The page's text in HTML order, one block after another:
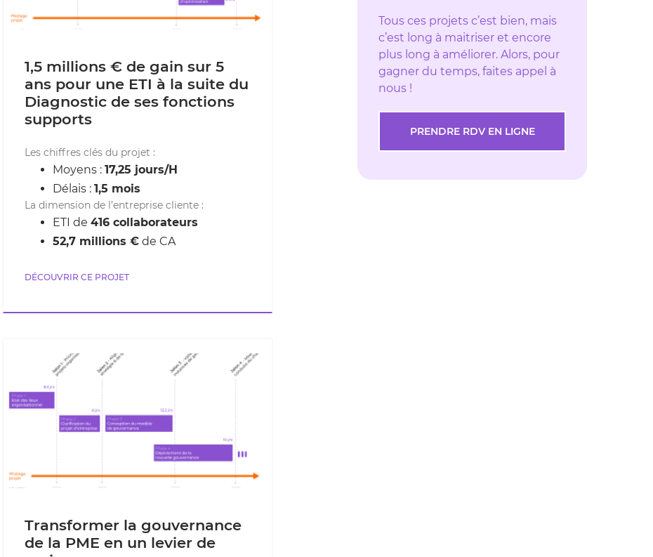
1,5 millions € de gain sur 5
ans pour une ETI à la suite du
Diagnostic de ses fonctions
supports
Les chiffres clés du projet :
Moyens : 17,25 jours/H
Délais : 1,5 mois
La dimension de l’entreprise cliente :
ETI de 416 collaborateurs
52,7 millions €de CA
DÉCOUVRIR CE PROJET
Transformer la gouvernance
de la PME en un levier de
Tous ces projets c’est bien, mais
c’est long à maitriser et encore
plus long à améliorer. Alors, pour
gagner du temps, faites appel à
nous !
PRENDRE RDV EN LIGNE